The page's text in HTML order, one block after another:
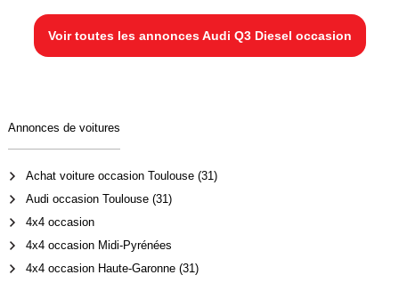
Voir toutes les annonces Audi Q3 Diesel occasion
Annonces de voitures
Achat voiture occasion Toulouse (31)
Audi occasion Toulouse (31)
4x4 occasion
4x4 occasion Midi-Pyrénées
4x4 occasion Haute-Garonne (31)